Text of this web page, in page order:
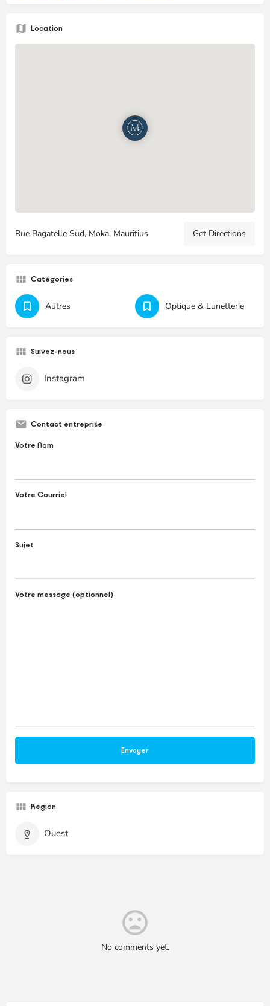
Location
Rue Bagatelle Sud, Moka, Mauritius Get Directions
Catégories
Autres Optique & Lunetterie
Suivez-nous
Instagram
Contact entreprise
Votre Nom
Votre Courriel
Sujet
Votre message (optionnel)
Region
Ouest
No comments yet.